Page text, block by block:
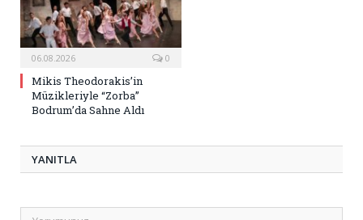
06.08.2026 0
Mikis Theodorakis’in
Müzikleriyle “Zorba”
Bodrum’da Sahne Aldı
YANITLA